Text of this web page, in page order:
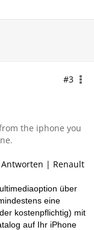
#3
the iphone you
Antworten | Renault
über
eine
kostenpflichtig) mit
auf Ihr iPhone